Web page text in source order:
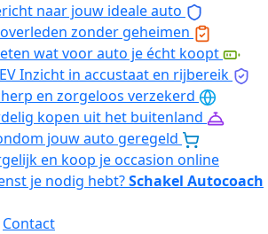
naar jouw ideale auto
zonder geheimen
wat voor auto je écht koopt
Inzicht in accustaat en rijbereik
en zorgeloos verzekerd
kopen uit het buitenland
jouw auto geregeld
en koop je occasion online
je nodig hebt?Schakel Autocoach
Contact